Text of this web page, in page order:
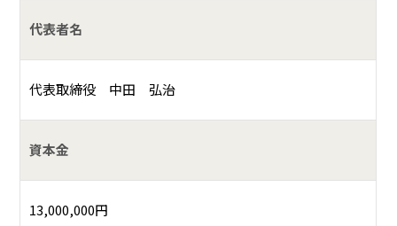
代表者名
代表取締役 中田 弘治
資本金
13,000,000円